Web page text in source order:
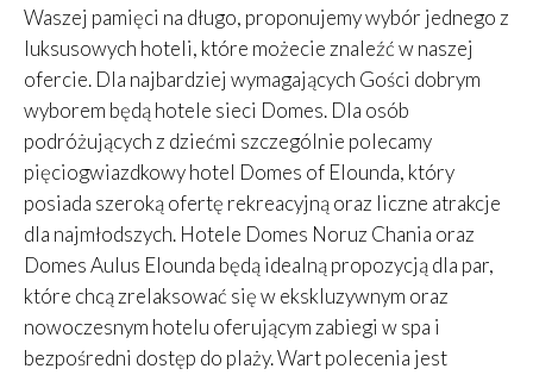
Waszej pamięci na długo, proponujemy wybór jednego z
luksusowych hoteli, które możecie znaleźć w naszej
ofercie. Dla najbardziej wymagających Gości dobrym
wyborem będą hotele sieci Domes. Dla osób
podróżujących z dziećmi szczególnie polecamy
pięciogwiazdkowy hotel Domes of Elounda, który
posiada szeroką ofertę rekreacyjną oraz liczne atrakcje
dla najmłodszych. Hotele Domes Noruz Chania oraz
Domes Aulus Elounda będą idealną propozycją dla par,
które chcą zrelaksować się w ekskluzywnym oraz
nowoczesnym hotelu oferującym zabiegi w spa i
bezpośredni dostęp do plaży. Wart polecenia jest